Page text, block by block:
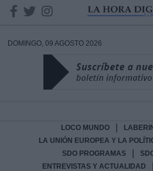
DOMINGO, 09 AGOSTO 2026
LOCO MUNDO
LA UNIÓN EUROPEA Y LA
SDO PROGRAMAS
ENTREVISTAS Y ACTUALIDAD
DATOS
Responsable:
Datos tratados: